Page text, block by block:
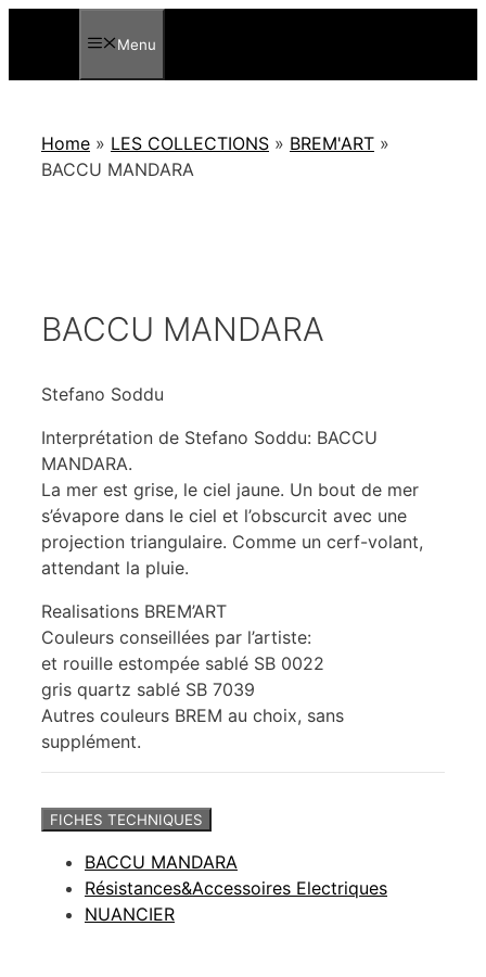
Menu
Home » LES COLLECTIONS » BREM'ART »
BACCU MANDARA
BACCU MANDARA
Stefano Soddu
Interprétation de Stefano Soddu: BACCU
MANDARA.
La mer est grise, le ciel jaune. Un bout de mer
s’évapore dans le ciel et l’obscurcit avec une
projection triangulaire. Comme un cerf-volant,
attendant la pluie.
Realisations BREM’ART
Couleurs conseillées par l’artiste:
et rouille estompée sablé SB 0022
gris quartz sablé SB 7039
Autres couleurs BREM au choix, sans
supplément.
FICHES TECHNIQUES
BACCU MANDARA
Résistances&Accessoires Electriques
NUANCIER